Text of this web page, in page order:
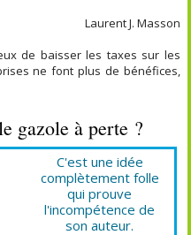
Laurent J. Masson
de baisser les taxes sur les
ne font plus de bénéfices,
gazole à perte ?
C'est une idée
complètement folle
qui prouve
l'incompétence de
son auteur.